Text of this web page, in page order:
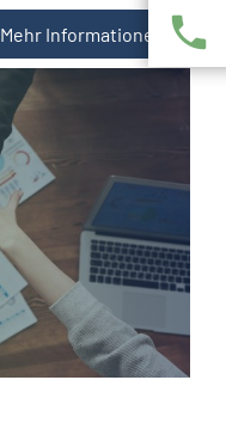
phone
Mehr Informationen